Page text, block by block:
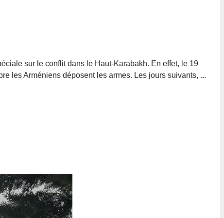
sur le conflit dans le Haut-Karabakh. En effet, le 19
les Arméniens déposent les armes. Les jours suivants, ...